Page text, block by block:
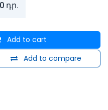
դր.
Add to cart
Add to compare